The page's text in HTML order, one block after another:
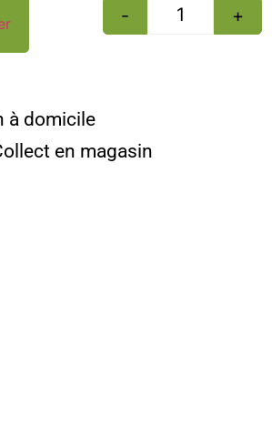
- +
à domicile
en magasin